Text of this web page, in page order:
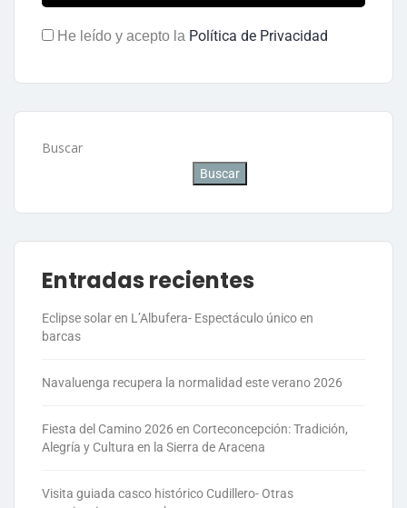
He leído y acepto la Política de Privacidad
Buscar
Buscar
Entradas recientes
Eclipse solar en L’Albufera- Espectáculo único en
barcas
Navaluenga recupera la normalidad este verano 2026
Fiesta del Camino 2026 en Corteconcepción: Tradición,
Alegría y Cultura en la Sierra de Aracena
Visita guiada casco histórico Cudillero- Otras